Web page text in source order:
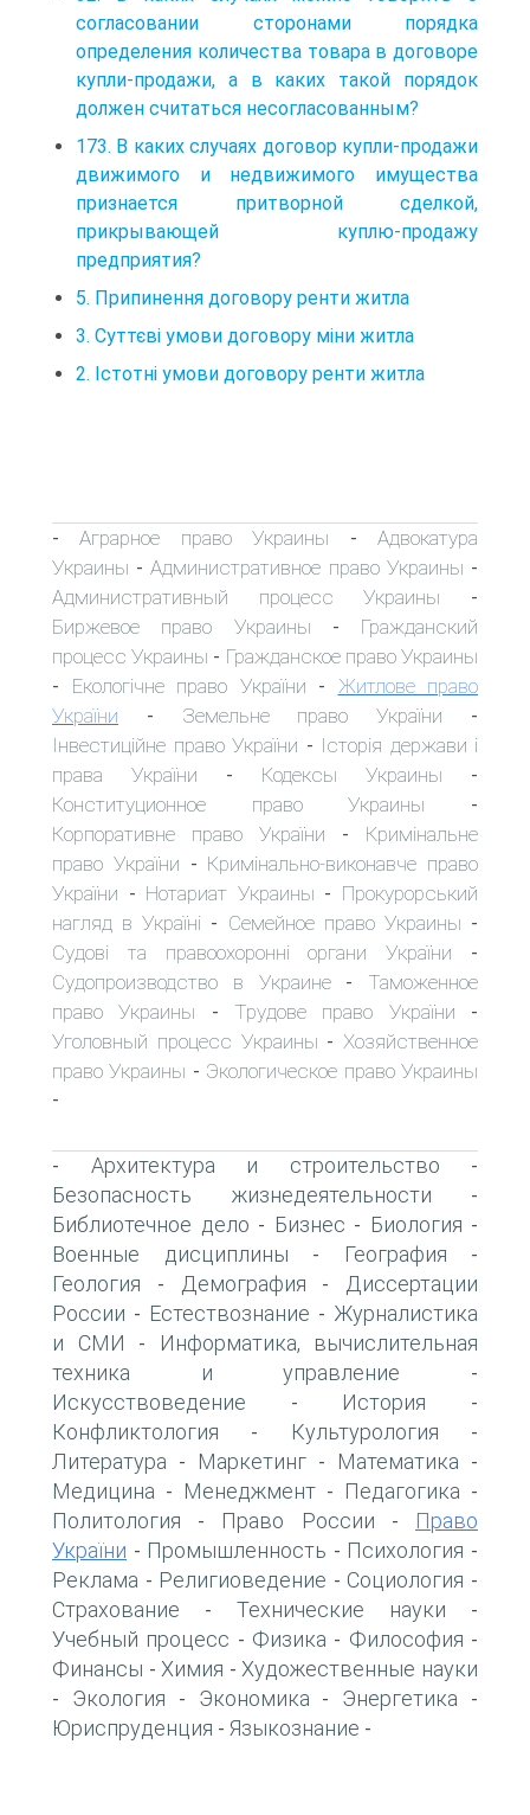
согласовании сторонами порядка
определения количества товара в договоре
купли-продажи, а в каких такой порядок
должен считаться несогласованным?
173. В каких случаях договор купли-продажи
движимого и недвижимого имущества
признается притворной сделкой,
прикрывающей куплю-продажу
предприятия?
5. Припинення договору ренти житла
3. Суттєві умови договору міни житла
2. Істотні умови договору ренти житла
-Аграрное право Украины -Адвокатура
Украины -Административное право Украины -
Административный процесс Украины -
Биржевое право Украины - Гражданский
процесс Украины - Гражданское право Украины
- Екологічне право України - Житлове право
України - Земельне право України -
Інвестиційне право України - Історія держави і
права України - Кодексы Украины -
Конституционное право Украины -
Корпоративне право України - Кримінальне
право України - Кримінально-виконавче право
України - Нотариат Украины - Прокурорський
нагляд в Україні - Семейное право Украины -
Судові та правоохоронні органи України -
Судопроизводство в Украине- Таможенное
право Украины - Трудове право України -
Уголовный процесс Украины - Хозяйственное
право Украины - Экологическое право Украины
-
- Архитектура и строительство -
Безопасность жизнедеятельности -
Библиотечное дело - Бизнес - Биология -
Военные дисциплины - География -
Геология - Демография -
Диссертации
России - Естествознание - Журналистика
и СМИ -
Информатика, вычислительная
техника и управление -
Искусствоведение - История -
Конфликтология - Культурология -
Литература - Маркетинг - Математика -
Медицина - Менеджмент - Педагогика -
Политология - Право России -
Право
України - Промышленность - Психология -
Реклама - Религиоведение - Социология -
Страхование - Технические науки -
Учебный процесс - Физика - Философия -
Финансы - Химия - Художественные науки
- Экология - Экономика - Энергетика -
Юриспруденция - Языкознание -